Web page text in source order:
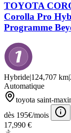
TOYOTA
Corolla Pro
Programme
Hybride|124,707 km|
Automatique
toyota saint-
dès 195€/mois
17,990 €